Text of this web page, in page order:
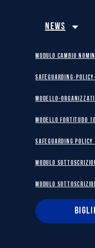
News
MODULO CAMBIO
safeguarding-
Modello-
MODELLO FORTITUDO
safeguarding policy
MODULO
MODULO